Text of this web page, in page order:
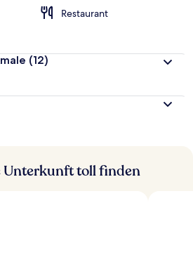
Restaurant
(12)
Unterkunft toll finden